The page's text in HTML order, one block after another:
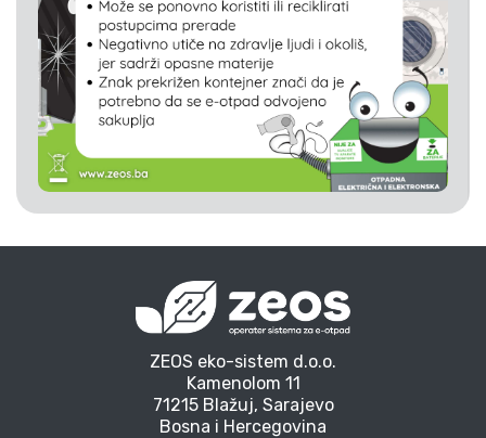
ZEOS eko-sistem d.o.o.
Kamenolom 11
71215 Blažuj, Sarajevo
Bosna i Hercegovina